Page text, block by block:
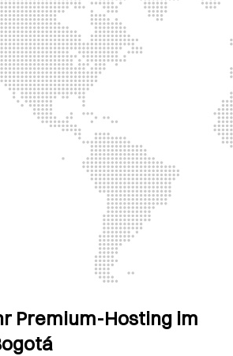
Premium-Hosting im